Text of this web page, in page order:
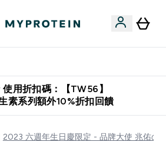
用折扣碼：【TW56】
素系列額外10%折扣回饋
2023 六週年生日慶限定 - 品牌大使 兆佑の